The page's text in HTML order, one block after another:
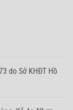
do Sở KHĐT Hồ